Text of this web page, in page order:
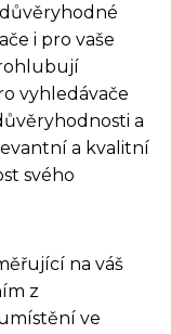
i pro vaše
vyhledávače
a
a kvalitní
svého
na váš
z
ve